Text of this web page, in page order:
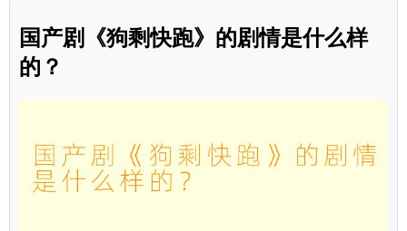
国产剧《狗剩快跑》的剧情是什么样
的？